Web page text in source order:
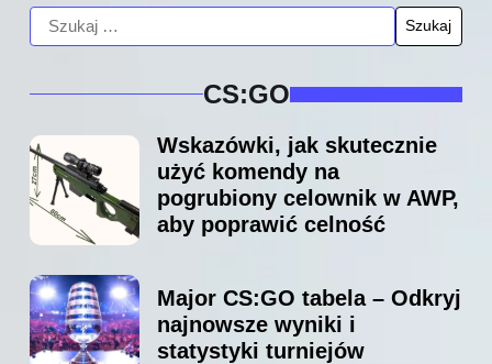
CS:GO
Wskazówki, jak skutecznie
użyć komendy na
pogrubiony celownik w AWP,
aby poprawić celność
Major CS:GO tabela – Odkryj
najnowsze wyniki i
statystyki turniejów